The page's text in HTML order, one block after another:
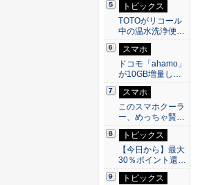
トピックス
TOTOがリコール
中の温水洗浄便…
スマホ
ドコモ「ahamo」
が10GB増量し…
スマホ
このスマホクーラ
ー、めっちゃ賢…
トピックス
【今日から】最大
30％ポイント還…
トピックス